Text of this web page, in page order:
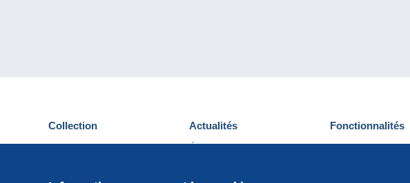
Collection
Cartes postales
Actualités
Événements Delcampe
Fonctionnalités
Nouveautés